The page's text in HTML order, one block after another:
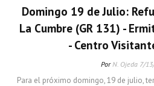
Domingo 19 de Julio:
La Cumbre (GR 131) -
- Centro
Por N. Ojeda 7/
Para el próximo domingo, 19 de julio,